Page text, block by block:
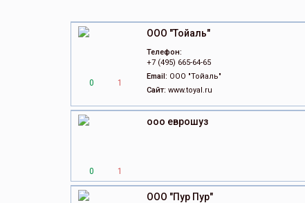
0 1
ООО "Тойаль"
Телефон:
+7 (495) 665-64-65
Email: ООО "Тойаль"
Сайт: www.toyal.ru
0 1
ооо еврошуз
ООО "Пур Пур"